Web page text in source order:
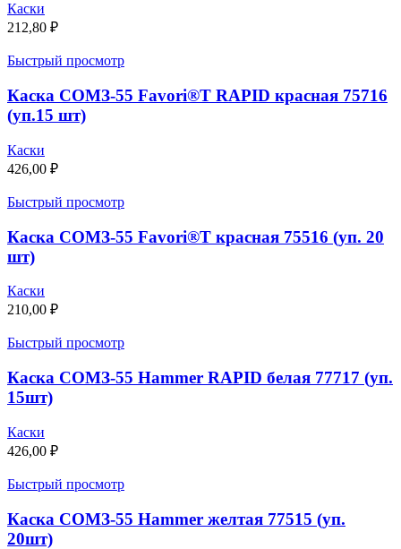
Каски
212,80 ₽
Быстрый просмотр
Каска СОМЗ-55 Favori®T RAPID красная 75716
(уп.15 шт)
Каски
426,00 ₽
Быстрый просмотр
Каска СОМЗ-55 Favori®T красная 75516 (уп. 20
шт)
Каски
210,00 ₽
Быстрый просмотр
Каска СОМЗ-55 Hammer RAPID белая 77717 (уп.
15шт)
Каски
426,00 ₽
Быстрый просмотр
Каска СОМЗ-55 Hammer желтая 77515 (уп.
20шт)